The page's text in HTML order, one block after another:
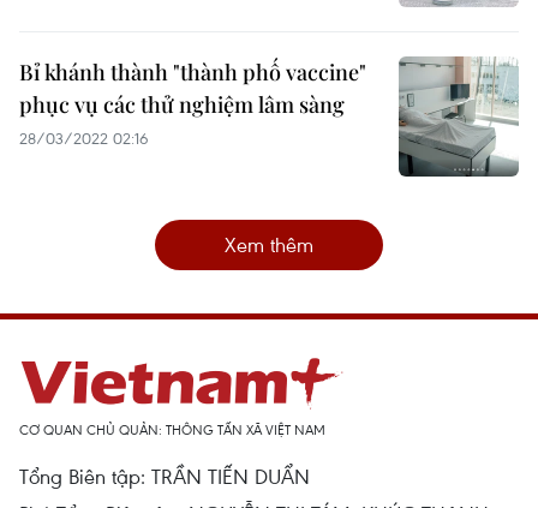
Bỉ khánh thành "thành phố vaccine"
phục vụ các thử nghiệm lâm sàng
28/03/2022 02:16
Xem thêm
CƠ QUAN CHỦ QUẢN: THÔNG TẤN XÃ VIỆT NAM
Tổng Biên tập: TRẦN TIẾN DUẨN